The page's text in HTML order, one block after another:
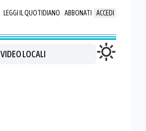
LEGGI IL QUOTIDIANO ABBONATI ACCEDI
VIDEO LOCALI